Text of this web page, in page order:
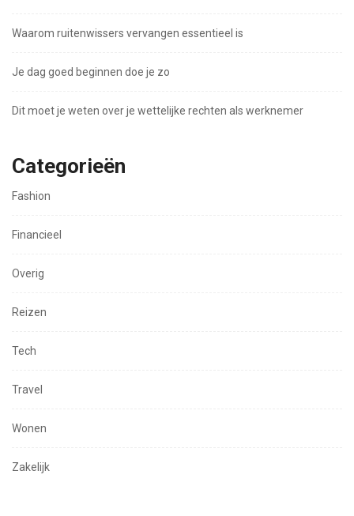
Waarom ruitenwissers vervangen essentieel is
Je dag goed beginnen doe je zo
Dit moet je weten over je wettelijke rechten als werknemer
Categorieën
Fashion
Financieel
Overig
Reizen
Tech
Travel
Wonen
Zakelijk